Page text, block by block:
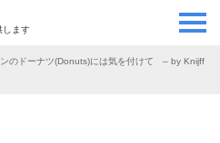
します
ンのドーナツ(Donuts)には気を付けて – by Knijff